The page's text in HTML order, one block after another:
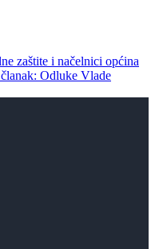
zaštite i načelnici općina
Odluke Vlade